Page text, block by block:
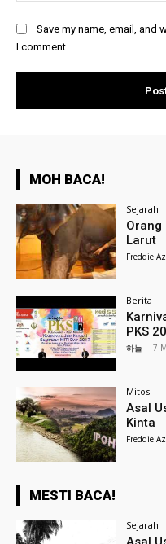
Save my name, email, and
I comment.
MOH BACA!
Sejarah
Orang
Larut
Freddie
Berita
PKS
하늘 - 7
Mitos
Asal
Kinta
Freddie
MESTI BACA!
Sejarah